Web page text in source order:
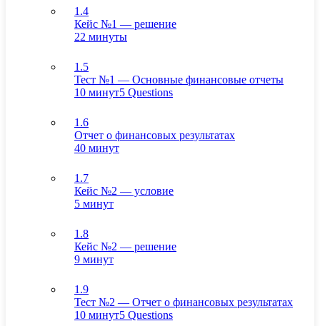
1.4
Кейс №1 — решение
22 минуты
1.5
Тест №1 — Основные финансовые отчеты
10 минут5 Questions
1.6
Отчет о финансовых результатах
40 минут
1.7
Кейс №2 — условие
5 минут
1.8
Кейс №2 — решение
9 минут
1.9
Тест №2 — Отчет о финансовых результатах
10 минут5 Questions